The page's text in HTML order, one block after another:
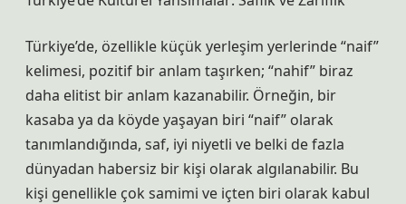
Türkiye’de, özellikle küçük yerleşim yerlerinde “naif”
kelimesi, pozitif bir anlam taşırken; “nahif” biraz
daha elitist bir anlam kazanabilir. Örneğin, bir
kasaba ya da köyde yaşayan biri “naif” olarak
tanımlandığında, saf, iyi niyetli ve belki de fazla
dünyadan habersiz bir kişi olarak algılanabilir. Bu
kişi genellikle çok samimi ve içten biri olarak kabul